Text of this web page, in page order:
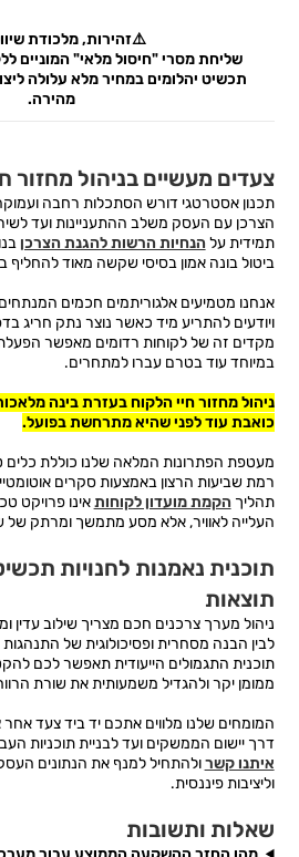
⚠️זהירות, מלכודת
שליחת מסרי "חיסול מלאי" המוניים
תכשיט יהלומים במחיר מלא עלולה
מהירה.
צעדים מעשיים בניהול מחזור
תכנון אסטרטגי דורש הסתכלות רחבה
הצרכן עם העסק משלב ההתעניינות ועד
תמידית על הנחיות הרשות להגנת הצרכן
ביטול בונה אמון בסיסי שקשה מאוד להחליף
אנחנו מטמיעים אלגוריתמים חכמים
ויודעים להתריע מיד כאשר נוצר נתק חריג
מקדים זה של לקוחות רדומים מאפשר הפעלת
במיוחד עוד בטרם עברו למתחרים.
ניהול מחזור חיי הלקוח בעזרת בינה
כואבת עוד לפני שהיא מתרחשת בפועל.
מעטפת הפתרונות המלאה שלנו כוללת כלים
רמת שביעות הרצון באמצעות סקרים
תהליך הקמת מועדון לקוחותאינו פרויקט
העלייה לאוויר, אלא מסע מתמשך ומרתק של
תוכנית נאמנות לחנויות
תוצאות
ניהול מערך צרכנים חכם מצריך שילוב עדין
לבין הבנה מסחרית ופסיכולוגית של התנהגות
תוכנית התגמולים הייעודית תאפשר לכם
ממומן יקר ולהגדיל משמעותית את שורת
המומחים שלנו מלווים אתכם יד ביד צעד
דרך יישום הממשקים ועד לבניית תוכניות
איתנו קשרולהתחיל למנף את הנתונים
וליציבות פיננסית.
שאלות ותשובות